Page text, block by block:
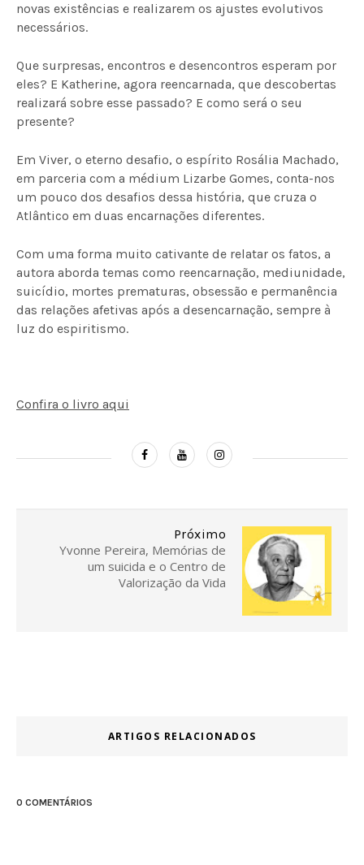
novas existências e realizarem os ajustes evolutivos
necessários.
Que surpresas, encontros e desencontros esperam por
eles? E Katherine, agora reencarnada, que descobertas
realizará sobre esse passado? E como será o seu
presente?
Em Viver, o eterno desafio, o espírito Rosália Machado,
em parceria com a médium Lizarbe Gomes, conta-nos
um pouco dos desafios dessa história, que cruza o
Atlântico em duas encarnações diferentes.
Com uma forma muito cativante de relatar os fatos, a
autora aborda temas como reencarnação, mediunidade,
suicídio, mortes prematuras, obsessão e permanência
das relações afetivas após a desencarnação, sempre à
luz do espiritismo.
Confira o livro aqui
Próximo
Yvonne Pereira, Memórias de
um suicida e o Centro de
Valorização da Vida
ARTIGOS RELACIONADOS
0 COMENTÁRIOS